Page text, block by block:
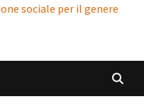
sociale per il genere